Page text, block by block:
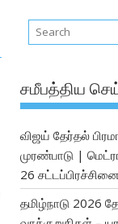
சமீபத்திய
விஜய் தேர்தல்
முரண்பாடு |
26 சட்டப்பிரச்சினை
தமிழ்நாடு 2026